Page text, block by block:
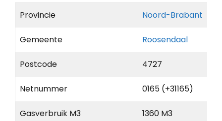
Provincie Noord-Brabant
Gemeente Roosendaal
Postcode 4727
Netnummer 0165 (+31165)
Gasverbruik M3 1360 M3